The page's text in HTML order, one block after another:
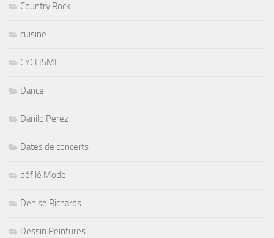
Country Rock
cuisine
CYCLISME
Dance
Danilo Perez
Dates de concerts
défilé Mode
Denise Richards
Dessin Peintures